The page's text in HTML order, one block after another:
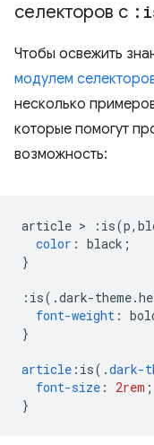
селекторов с :
Чтобы освежить
модулем
несколько
которые помогут
возможность:
article > : is(p,
color : black ;
}
: is(.dark-theme.
font-weight :
}
article : is(.dark-
font-size : 2rem ;
}